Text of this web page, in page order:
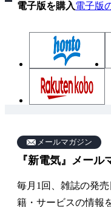
電子版を購入電子版
誌
連
ペ
メールマガジン
『新電気』メール
毎月1回、雑誌の発
籍・サービスの情報